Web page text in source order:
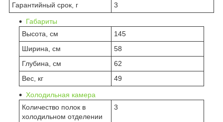
Гарантийный срок, г 3
Габариты
Высота, см
145
Ширина, см
58
Глубина, см
62
Вес, кг
49
Холодильная камера
Количество полок в
холодильном отделении
3